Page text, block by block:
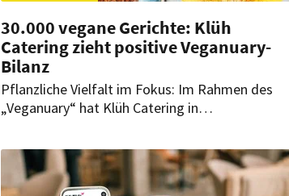
30.000 vegane Gerichte: Klüh
Catering zieht positive Veganuary-
Bilanz
Pflanzliche Vielfalt im Fokus: Im Rahmen des
„Veganuary“ hat Klüh Catering in
verstärkt vegane Gerichte angeboten – und das
mit großem Erfolg!